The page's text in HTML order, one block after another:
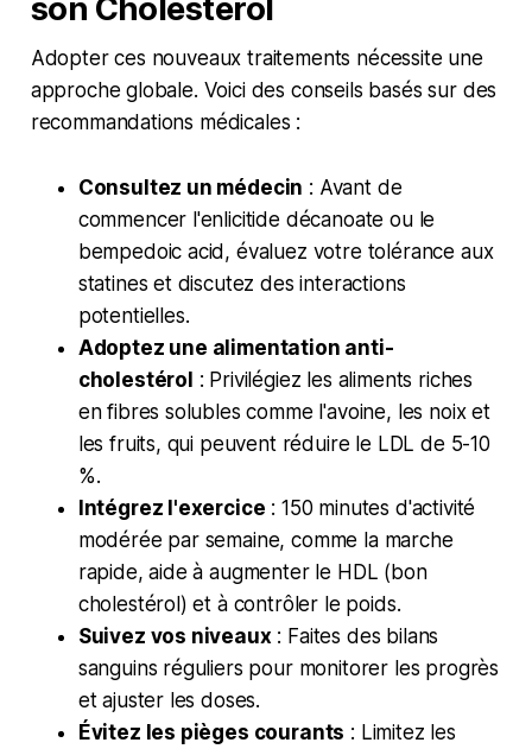
son Cholestérol
Adopter ces nouveaux traitements nécessite une
approche globale. Voici des conseils basés sur des
recommandations médicales :
Consultez un médecin : Avant de
commencer l'enlicitide décanoate ou le
bempedoic acid, évaluez votre tolérance aux
statines et discutez des interactions
potentielles.
Adoptez une alimentation anti-
cholestérol : Privilégiez les aliments riches
en fibres solubles comme l'avoine, les noix et
les fruits, qui peuvent réduire le LDL de 5-10
%.
Intégrez l'exercice : 150 minutes d'activité
modérée par semaine, comme la marche
rapide, aide à augmenter le HDL (bon
cholestérol) et à contrôler le poids.
Suivez vos niveaux: Faites des bilans
sanguins réguliers pour monitorer les progrès
et ajuster les doses.
Évitez les pièges courants : Limitez les